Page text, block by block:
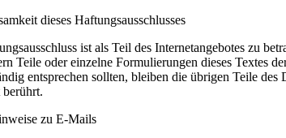
dieses Haftungsausschlusses
ist als Teil des Internetangebotes zu
Teile oder einzelne Formulierungen dieses Textes
entsprechen sollten, bleiben die übrigen Teile
zu E-Mails